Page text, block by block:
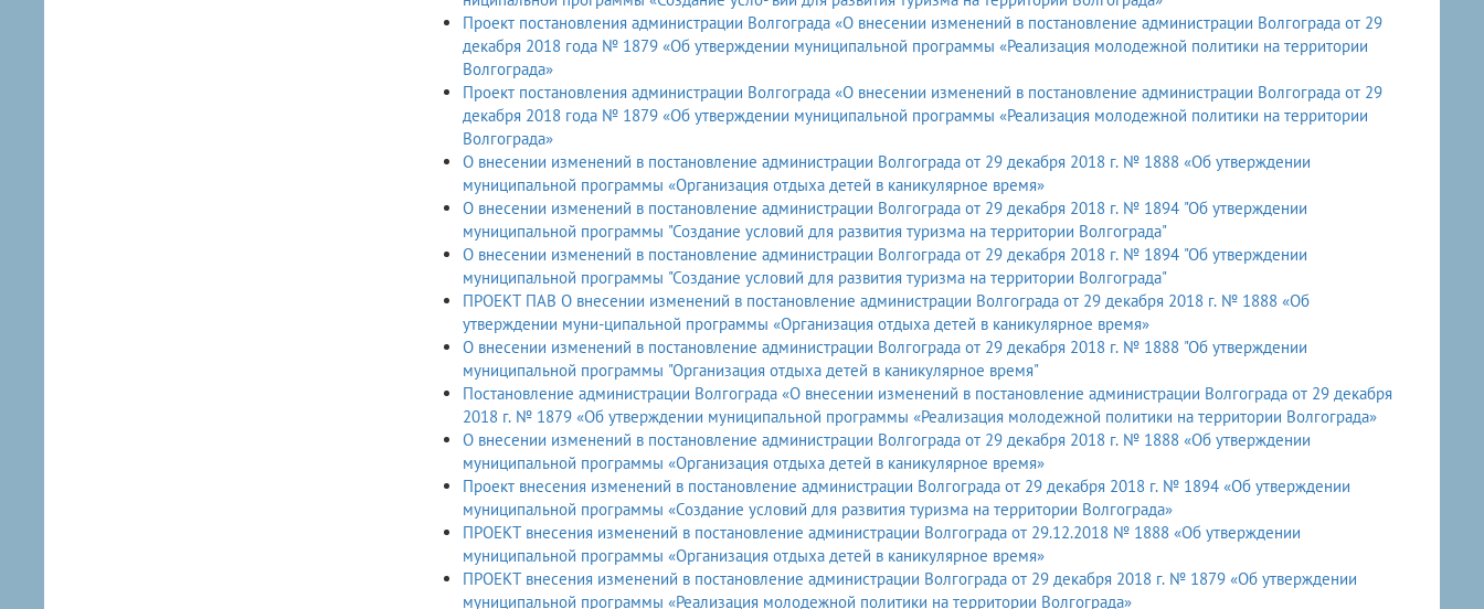
Проект постановления администрации Волгограда «О внесении изменений в постановление администрации Волгограда от 29
декабря 2018 года № 1879 «Об утверждении муниципальной программы «Реализация молодежной политики на территории
Волгограда»
Проект постановления администрации Волгограда «О внесении изменений в постановление администрации Волгограда от 29
декабря 2018 года № 1879 «Об утверждении муниципальной программы «Реализация молодежной политики на территории
Волгограда»
О внесении изменений в постановление администрации Волгограда от 29 декабря 2018 г. № 1888 «Об утверждении
муниципальной программы «Организация отдыха детей в каникулярное время»
О внесении изменений в постановление администрации Волгограда от 29 декабря 2018 г. № 1894 "Об утверждении
муниципальной программы "Создание условий для развития туризма на территории Волгограда"
О внесении изменений в постановление администрации Волгограда от 29 декабря 2018 г. № 1894 "Об утверждении
муниципальной программы "Создание условий для развития туризма на территории Волгограда"
ПРОЕКТ ПАВ О внесении изменений в постановление администрации Волгограда от 29 декабря 2018 г. № 1888 «Об
утверждении муни-ципальной программы «Организация отдыха детей в каникулярное время»
О внесении изменений в постановление администрации Волгограда от 29 декабря 2018 г. № 1888 "Об утверждении
муниципальной программы "Организация отдыха детей в каникулярное время"
Постановление администрации Волгограда «О внесении изменений в постановление администрации Волгограда от 29 декабря
2018 г. № 1879 «Об утверждении муниципальной программы «Реализация молодежной политики на территории Волгограда»
О внесении изменений в постановление администрации Волгограда от 29 декабря 2018 г. № 1888 «Об утверждении
муниципальной программы «Организация отдыха детей в каникулярное время»
Проект внесения изменений в постановление администрации Волгограда от 29 декабря 2018 г. № 1894 «Об утверждении
муниципальной программы «Создание условий для развития туризма на территории Волгограда»
ПРОЕКТ внесения изменений в постановление администрации Волгограда от 29.12.2018 № 1888 «Об утверждении
муниципальной программы «Организация отдыха детей в каникулярное время»
ПРОЕКТ внесения изменений в постановление администрации Волгограда от 29 декабря 2018 г. № 1879 «Об утверждении
муниципальной программы «Реализация молодежной политики на территории Волгограда»